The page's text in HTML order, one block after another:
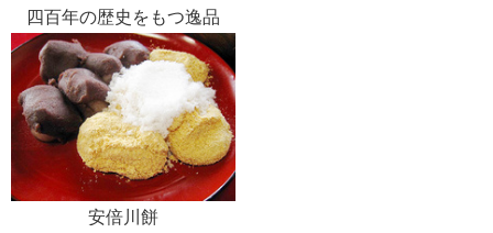
四百年の歴史をもつ逸品
安倍川餅